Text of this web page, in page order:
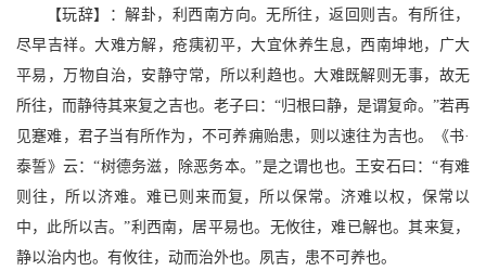
【玩辞】：解卦，利西南方向。无所往，返回则吉。有所往，
尽早吉祥。大难方解，疮痍初平，大宜休养生息，西南坤地，广大
平易，万物自治，安静守常，所以利趋也。大难既解则无事，故无
所往，而静待其来复之吉也。老子曰：“归根曰静，是谓复命。”若再
见蹇难，君子当有所作为，不可养痈贻患，则以速往为吉也。《书·
泰誓》云：“树德务滋，除恶务本。”是之谓也也。王安石曰：“有难
则往，所以济难。难已则来而复，所以保常。济难以权，保常以
中，此所以吉。”利西南，居平易也。无攸往，难已解也。其来复，
静以治内也。有攸往，动而治外也。夙吉，患不可养也。